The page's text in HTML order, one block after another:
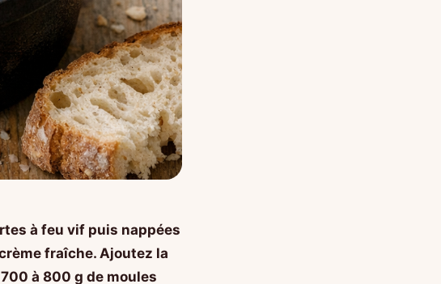
à feu vif puis nappées
fraîche. Ajoutez la
à 800 g de moules